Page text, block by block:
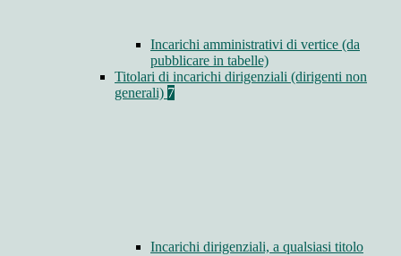
Incarichi amministrativi di vertice (da
pubblicare in tabelle)
Titolari di incarichi dirigenziali (dirigenti non
generali) 7
Incarichi dirigenziali, a qualsiasi titolo